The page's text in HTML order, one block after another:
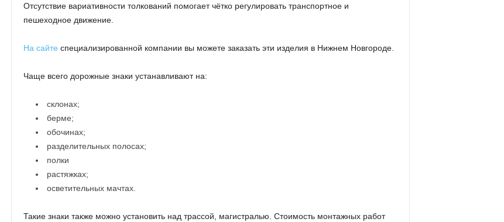
Отсутствие вариативности толкований помогает чётко регулировать транспортное и
пешеходное движение.
На сайте специализированной компании вы можете заказать эти изделия в Нижнем Новгороде.
Чаще всего дорожные знаки устанавливают на:
склонах;
берме;
обочинах;
разделительных полосах;
полки
растяжках;
осветительных мачтах.
Такие знаки также можно установить над трассой, магистралью. Стоимость монтажных работ